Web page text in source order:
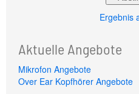
Ergebnis
Aktuelle Angebote
Mikrofon Angebote
Over Ear Kopfhörer Angebote